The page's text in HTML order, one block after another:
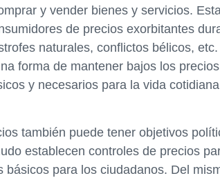
y vender bienes y servicios.
de precios exorbitantes
naturales, conflictos bélicos,
forma de mantener bajos los
y necesarios para la vida
también puede tener objetivos
establecen controles de precios
básicos para los ciudadanos. Del